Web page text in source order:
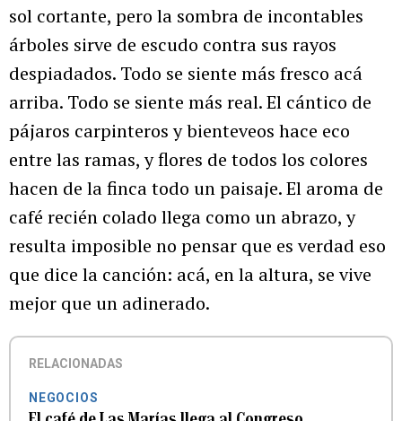
sol cortante, pero la sombra de incontables
árboles sirve de escudo contra sus rayos
despiadados. Todo se siente más fresco acá
arriba. Todo se siente más real. El cántico de
pájaros carpinteros y bienteveos hace eco
entre las ramas, y flores de todos los colores
hacen de la finca todo un paisaje. El aroma de
café recién colado llega como un abrazo, y
resulta imposible no pensar que es verdad eso
que dice la canción: acá, en la altura, se vive
mejor que un adinerado.
RELACIONADAS
NEGOCIOS